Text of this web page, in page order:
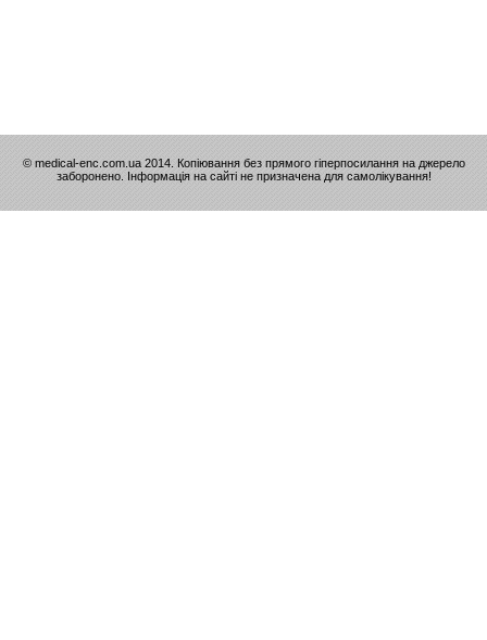
© medical-enc.com.ua 2014. Копіювання без прямого гіперпосилання на джерело
заборонено. Інформація на сайті не призначена для самолікування!